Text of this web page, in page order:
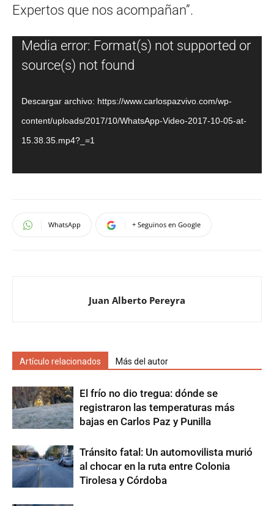
Expertos que nos acompañan”.
Reproductor
de
Media error: Format(s) not supported or
source(s) not found
Descargar archivo: https://www.carlospazvivo.com/wp-
content/uploads/2017/10/WhatsApp-Video-2017-10-05-at-
15.38.35.mp4?_=1
WhatsApp + Seguinos en Google
Juan Alberto Pereyra
Artículo relacionados Más del autor
El frío no dio tregua: dónde se
registraron las temperaturas más
bajas en Carlos Paz y Punilla
Tránsito fatal: Un automovilista murió
al chocar en la ruta entre Colonia
Tirolesa y Córdoba